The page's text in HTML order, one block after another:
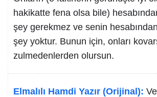
hakikatte fena olsa bile)
şey gerekmez ve senin
şey yoktur. Bunun için, onları
zulmedenlerden olursun.
Elmalılı Hamdi Yazır (Orijinal):